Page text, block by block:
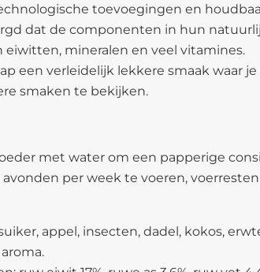
toevoegingen en
dat de componenten in hun
eiwitten, mineralen en veel vitamines.
een verleidelijk lekkere smaak waar
smaken te bekijken.
met water om een papperige
per week te voeren,
appel, insecten, dadel, kokos,